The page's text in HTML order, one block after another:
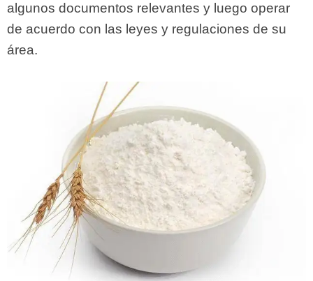
algunos documentos relevantes y luego operar
de acuerdo con las leyes y regulaciones de su
área.